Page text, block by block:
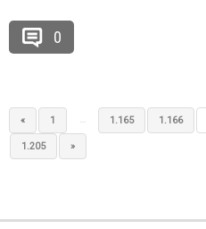
0
« 1 … 1.165 1.166
1.205 »